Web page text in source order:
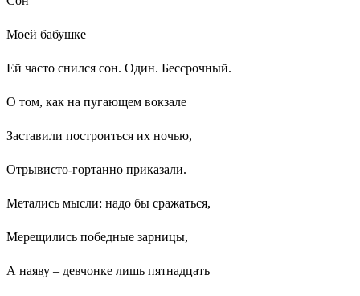
Моей бабушке
Ей часто снился сон. Один. Бессрочный.
О том, как на пугающем вокзале
Заставили построиться их ночью,
Отрывисто-гортанно приказали.
Метались мысли: надо бы сражаться,
Мерещились победные зарницы,
А наяву – девчонке лишь пятнадцать